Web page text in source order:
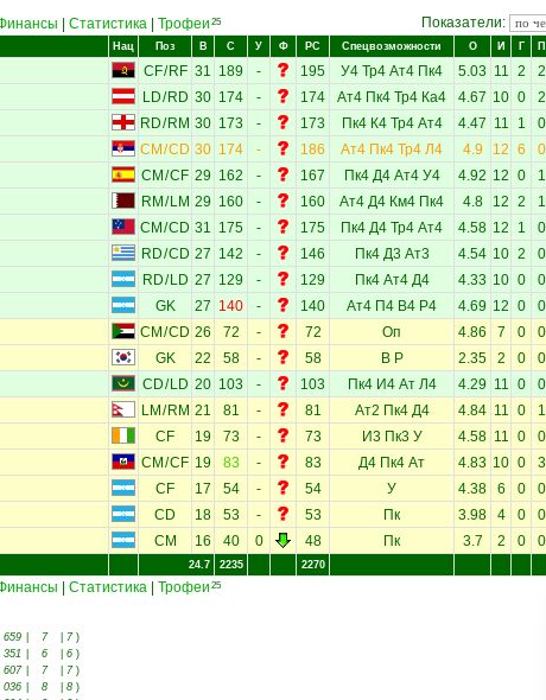
Статистика Трофеи 25 Показатели:
Нац Поз В С У Ф РС Спецвозможности О И Г П
CF/RF 31 189 - 195 У4 Тр4 Ат4 Пк4 5.03 11 2 2
LD/RD 30 174 - 174 Ат4 Пк4 Тр4 Ка4 4.67 10 0 2
RD/ RM 30 173 - 173 Пк4 К4 Тр4 Ат4 4.47 11 1 0
CM /CD 30 174 - 186 Ат4 Пк4 Тр4 Л4 4.9 12 6 0
CM /CF 29 162 - 167 Пк4 Д4 Ат4 У4 4.92 12 0 1
RM /LM 29 160 - 160 Ат4 Д4 Км4 Пк4 4.8 12 2 1
CM /CD 31 175 - 175 Пк4 Д4 Тр4 Ат4 4.58 12 1 0
RD/CD 27 142 - 146 Пк4 Д3 Ат3 4.54 10 2 0
RD/LD 27 129 - 129 Пк4 Ат4 Д4 4.33 10 0 0
GK 27 140 - 140 Ат4 П4 В4 Р4 4.69 12 0 0
CM /CD 26 72 - 72 Оп 4.86 7 0 0
GK 22 58 - 58 В Р 2.35 2 0 0
CD/LD 20 103 - 103 Пк4 И4 Ат Л4 4.29 11 0 0
LM /RM 21 81 - 81 Ат2 Пк4 Д4 4.84 11 0 1
CF 19 73 - 73 И3 Пк3 У 4.58 11 0 0
CM /CF 19 83 - 83 Д4 Пк4 Ат 4.83 10 0 3
CF 17 54 - 54 У 4.38 6 0 0
CD 18 53 - 53 Пк 3.98 4 0 0
CM 16 40 0 48 Пк 3.7 2 0 0
24.7 2235 2270
Статистика Трофеи 25
659 7 7)
351 6 6 )
607 7 7)
036 8 8 )